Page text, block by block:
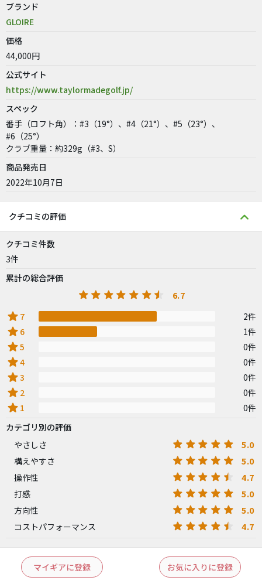
ブランド
GLOIRE
価格
44,000円
公式サイト
https://www.taylormadegolf.jp/
スペック
番手（ロフト角）：#3（19°）、#4（21°）、#5（23°）、
#6（25°）
クラブ重量：約329g（#3、S）
商品発売日
2022年10月7日
クチコミの評価
クチコミ件数
3件
累計の総合評価
6.7
star 7 2件
star 6 1件
star5 0件
star4 0件
star3 0件
star 2 0件
star 1
0件
カテゴリ別の評価
やさしさ
5.0
構えやすさ 5.0
操作性 4.7
打感 5.0
方向性 5.0
コストパフォーマンス 4.7
マイギアに登録 お気に入りに登録